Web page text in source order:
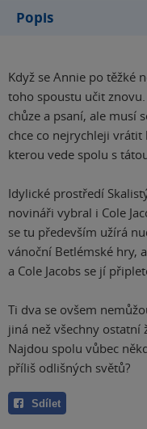
Popis
Když se Annie po těžké
toho spoustu učit
chůze a psaní, ale musí
chce co nejrychleji
kterou vede spolu s
Idylické prostředí
novináři vybral i Cole
se tu především užírá
vánoční Betlémské hry,
a Cole Jacobs se jí
Ti dva se ovšem
jiná než všechny ostatní
Najdou spolu vůbec
příliš odlišných světů?
Sdílet